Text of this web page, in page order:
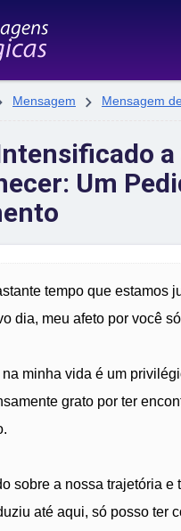
Mensagem  Mensagem
a
Um
tempo que estamos
dia, meu afeto por você
na minha vida é um
grato por ter
sobre a nossa trajetória e
até aqui, só posso ter